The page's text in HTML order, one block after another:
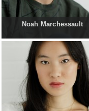
Noah Marchessault